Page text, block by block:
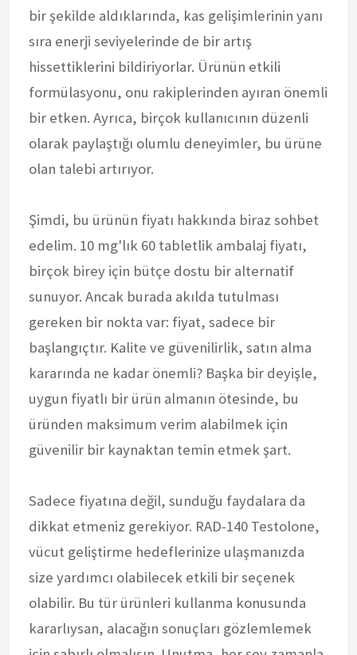
bir şekilde aldıklarında, kas gelişimlerinin yanı
sıra enerji seviyelerinde de bir artış
hissettiklerini bildiriyorlar. Ürünün etkili
formülasyonu, onu rakiplerinden ayıran önemli
bir etken. Ayrıca, birçok kullanıcının düzenli
olarak paylaştığı olumlu deneyimler, bu ürüne
olan talebi artırıyor.
Şimdi, bu ürünün fiyatı hakkında biraz sohbet
edelim. 10 mg'lık 60 tabletlik ambalaj fiyatı,
birçok birey için bütçe dostu bir alternatif
sunuyor. Ancak burada akılda tutulması
gereken bir nokta var: fiyat, sadece bir
başlangıçtır. Kalite ve güvenilirlik, satın alma
kararında ne kadar önemli? Başka bir deyişle,
uygun fiyatlı bir ürün almanın ötesinde, bu
üründen maksimum verim alabilmek için
güvenilir bir kaynaktan temin etmek şart.
Sadece fiyatına değil, sunduğu faydalara da
dikkat etmeniz gerekiyor. RAD-140 Testolone,
vücut geliştirme hedeflerinize ulaşmanızda
size yardımcı olabilecek etkili bir seçenek
olabilir. Bu tür ürünleri kullanma konusunda
kararlıysan, alacağın sonuçları gözlemlemek